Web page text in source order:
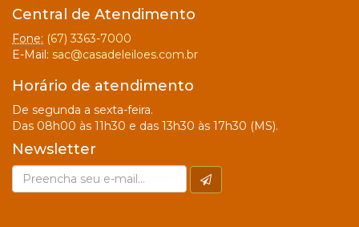
Central de Atendimento
Fone: (67) 3363-7000
E-Mail: sac@casadeleiloes.com.br
Horário de atendimento
De segunda a sexta-feira.
Das 08h00 às 11h30 e das 13h30 às 17h30 (MS).
Newsletter